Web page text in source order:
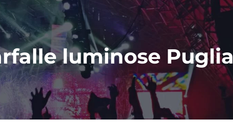
luminose Puglia